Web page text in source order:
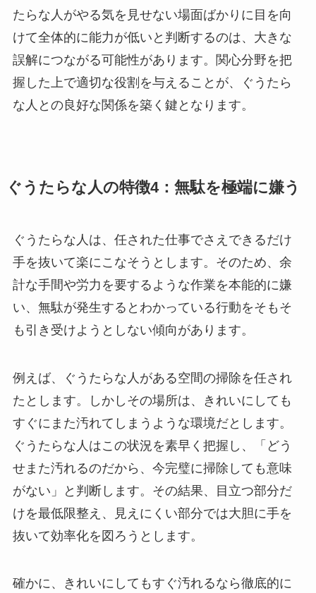
たらな人がやる気を見せない場面ばかりに目を向
けて全体的に能力が低いと判断するのは、大きな
誤解につながる可能性があります。関心分野を把
握した上で適切な役割を与えることが、ぐうたら
な人との良好な関係を築く鍵となります。
ぐうたらな人の特徴4：無駄を極端に嫌う
ぐうたらな人は、任された仕事でさえできるだけ
手を抜いて楽にこなそうとします。そのため、余
計な手間や労力を要するような作業を本能的に嫌
い、無駄が発生するとわかっている行動をそもそ
も引き受けようとしない傾向があります。
例えば、ぐうたらな人がある空間の掃除を任され
たとします。しかしその場所は、きれいにしても
すぐにまた汚れてしまうような環境だとします。
ぐうたらな人はこの状況を素早く把握し、「どう
せまた汚れるのだから、今完璧に掃除しても意味
がない」と判断します。その結果、目立つ部分だ
けを最低限整え、見えにくい部分では大胆に手を
抜いて効率化を図ろうとします。
確かに、きれいにしてもすぐ汚れるなら徹底的に